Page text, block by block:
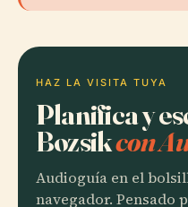
HAZ LA VISITA TUYA
Planifica y
Bozsikcon
Audioguía en el
navegador. Pensado